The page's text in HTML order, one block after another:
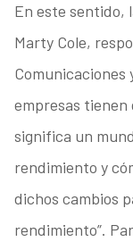
En este sentido,
Marty Cole,
Comunicaciones
empresas tienen
significa un
rendimiento y
dichos cambios
rendimiento”.